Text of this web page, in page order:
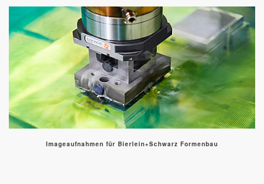
Imageaufnahmen für Bierlein+Schwarz Formenbau